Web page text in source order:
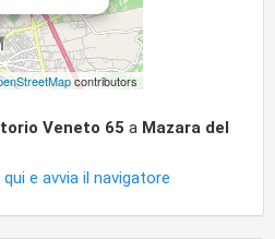
contributors
Veneto 65 a Mazara del
e avvia il navigatore